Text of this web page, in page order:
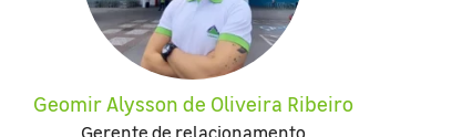
Geomir Alysson de Oliveira Ribeiro
Gerente de relacionamento